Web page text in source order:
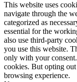
This website uses
navigate through the
categorized as
essential for the
also use third-party
you use this website.
only with your
cookies. But opting
browsing experience.